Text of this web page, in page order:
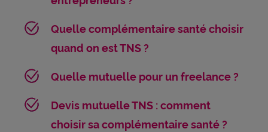
Quelle complémentaire santé choisir
quand on est TNS ?
Quelle mutuelle pour un freelance ?
Devis mutuelle TNS : comment
choisir sa complémentaire santé ?